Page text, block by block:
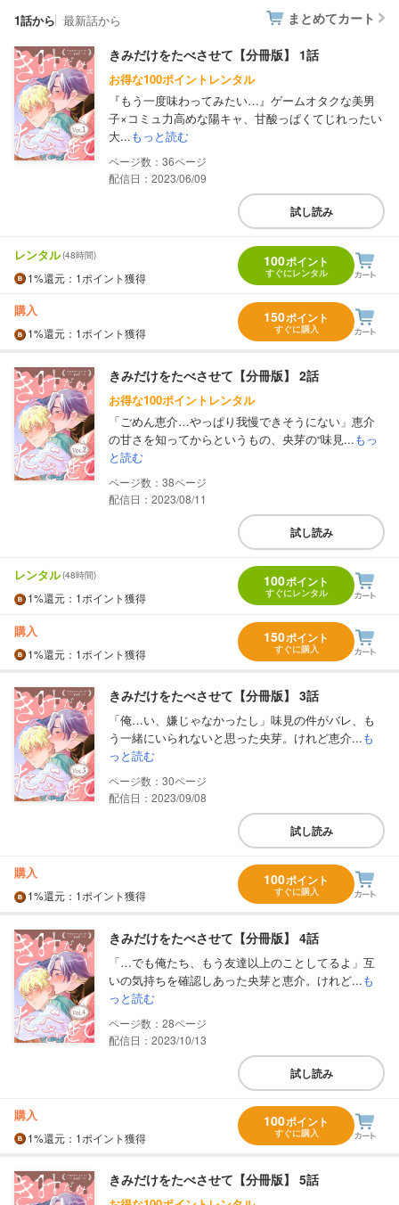
1話から 最新話から まとめてカート
きみだけをたべさせて【分冊版】 1話
お得な100ポイントレンタル
『もう一度味わってみたい…』ゲームオタクな美男
子×コミュ力高めな陽キャ、甘酸っぱくてじれったい
大...もっと読む
36
配信日：2023/06/09
試し読み
レンタル(48時間)
1%還元 ：1ポイント獲得
100ポイント
すぐにレンタル
購入
1%還元 ：1ポイント獲得
150ポイント
すぐに購入
きみだけをたべさせて【分冊版】 2話
お得な100ポイントレンタル
「ごめん恵介…やっぱり我慢できそうにない」恵介
の甘さを知ってからというもの、央芽の“味見...もっ
と読む
38
配信日：2023/08/11
試し読み
レンタル(48時間)
1%還元 ：1ポイント獲得
100ポイント
すぐにレンタル
購入
1%還元 ：1ポイント獲得
150ポイント
すぐに購入
きみだけをたべさせて【分冊版】 3話
「俺…い、嫌じゃなかったし」味見の件がバレ、も
う一緒にいられないと思った央芽。けれど恵介...も
っと読む
30
配信日：2023/09/08
試し読み
購入
1%還元 ：1ポイント獲得
100ポイント
すぐに購入
きみだけをたべさせて【分冊版】 4話
「…でも俺たち、もう友達以上のことしてるよ」互
いの気持ちを確認しあった央芽と恵介。けれど...も
っと読む
28
配信日：2023/10/13
試し読み
購入
1%還元 ：1ポイント獲得
100ポイント
すぐに購入
きみだけをたべさせて【分冊版】 5話